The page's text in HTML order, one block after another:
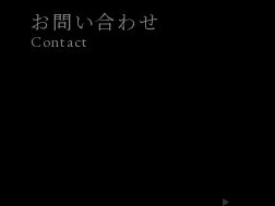
お問い合わせ
Contact